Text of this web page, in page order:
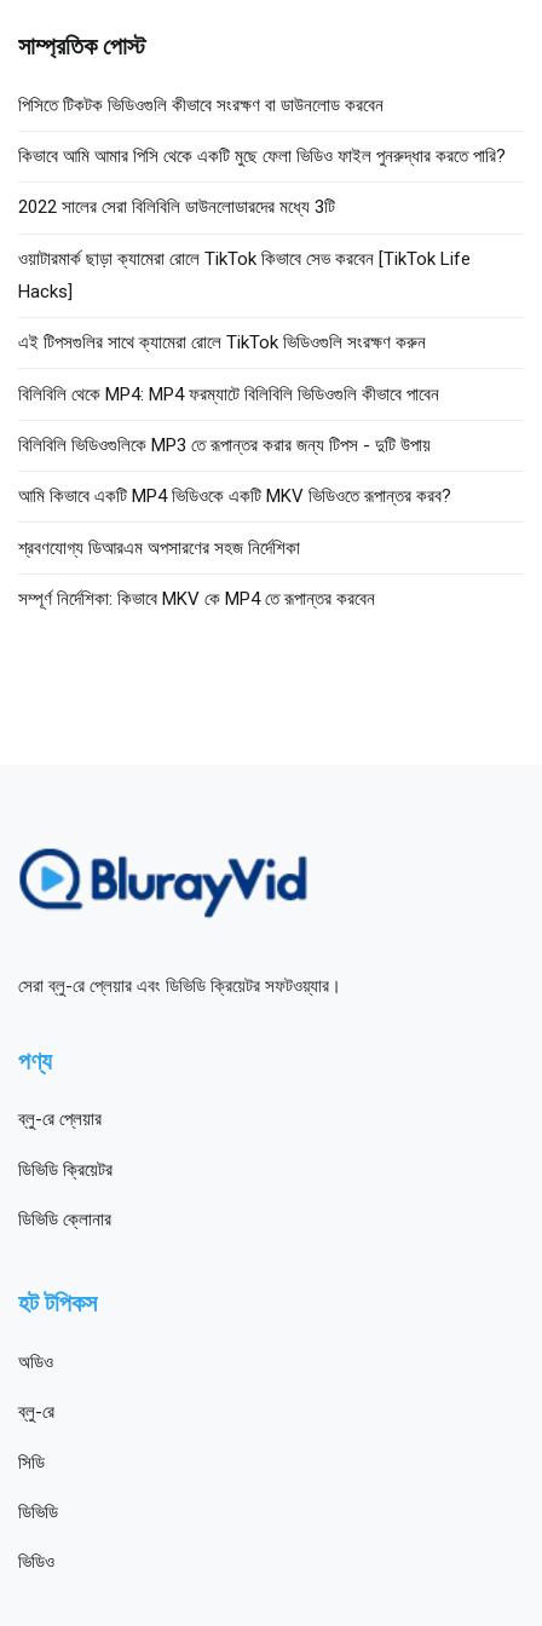
করুন:
সাম্প্রতিক পোস্ট
পিসিতে টিকটক ভিডিওগুলি কীভাবে সংরক্ষণ বা ডাউনলোড করবেন
কিভাবে আমি আমার পিসি থেকে একটি মুছে ফেলা ভিডিও ফাইল পুনরুদ্ধার করতে পারি?
2022 সালের সেরা বিলিবিলি ডাউনলোডারদের মধ্যে 3টি
ওয়াটারমার্ক ছাড়া ক্যামেরা রোলে TikTok কিভাবে সেভ করবেন [TikTok Life
Hacks]
এই টিপসগুলির সাথে ক্যামেরা রোলে TikTok ভিডিওগুলি সংরক্ষণ করুন
বিলিবিলি থেকে MP4: MP4 ফরম্যাটে বিলিবিলি ভিডিওগুলি কীভাবে পাবেন
বিলিবিলি ভিডিওগুলিকে MP3 তে রূপান্তর করার জন্য টিপস - দুটি উপায়
আমি কিভাবে একটি MP4 ভিডিওকে একটি MKV ভিডিওতে রূপান্তর করব?
শ্রবণযোগ্য ডিআরএম অপসারণের সহজ নির্দেশিকা
সম্পূর্ণ নির্দেশিকা: কিভাবে MKV কে MP4 তে রূপান্তর করবেন
সেরা ব্লু-রে প্লেয়ার এবং ডিভিডি ক্রিয়েটর সফটওয়্যার।
পণ্য
ব্লু-রে প্লেয়ার
ডিভিডি ক্রিয়েটর
ডিভিডি ক্লোনার
হট টপিকস
অডিও
ব্লু-রে
সিডি
ডিভিডি
ভিডিও